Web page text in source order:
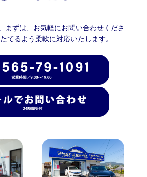
まずは、お気軽にお問い合わせくださ
てるよう柔軟に対応いたします。